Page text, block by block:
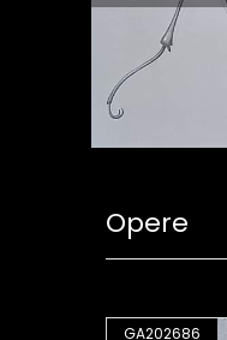
Opere
GA202686